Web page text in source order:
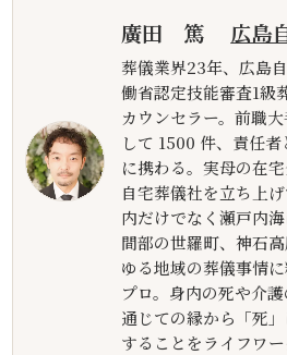
廣田 篤 広島
葬儀業界23年、広島
働省認定技能審査1級
カウンセラー。前職
して 1500 件、責任
に携わる。実母の在
自宅葬儀社を立ち上
内だけでなく瀬戸内
間部の世羅町、神石
ゆる地域の葬儀事情
プロ。身内の死や介
通じての縁から「死
することをライフワー